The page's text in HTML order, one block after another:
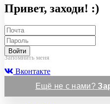
Привет, заходи! :)
Войти
Запомнить меня
Вконтакте
Ещё не с нами?